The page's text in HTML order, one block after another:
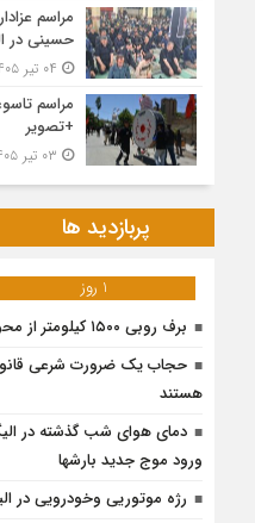
مراسم
حسینی در
مراسم
+تصویر
پربازدید ها
1 روز
برف روبی ۱۵۰۰ کیلومتر از محور‌های مواصلاتی شهرستان الیگودرز
حجاب یک ضرورت شرعی
هستند
ورود موج جدید بارشها
رژه موتوریی وخودرویی در